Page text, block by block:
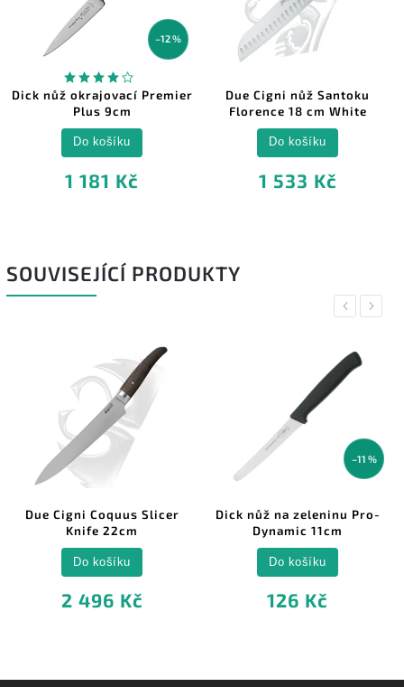
–12 %
Dick nůž okrajovací Premier
Plus 9cm
1 181 Kč
Do košíku
Due Cigni nůž Santoku
Florence 18 cm White
1 533 Kč
Do košíku
SOUVISEJÍCÍ PRODUKTY
Previous
Due Cigni Coquus Slicer
Knife 22cm
2 496 Kč
Do košíku
–11 %
Dick nůž na zeleninu Pro-
Dynamic 11cm
126 Kč
Do košíku
Next